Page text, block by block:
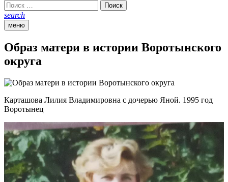
search
меню
Образ матери в истории Воротынского
округа
Карташова Лилия Владимировна с дочерью Яной. 1995 год
Воротынец